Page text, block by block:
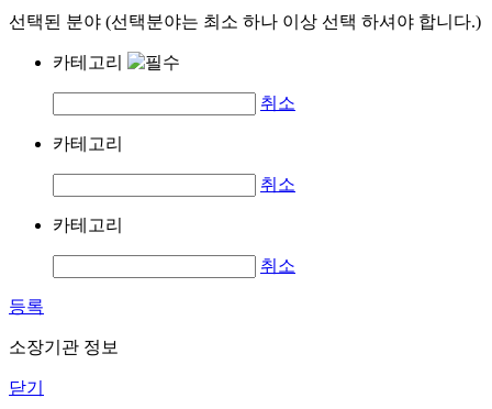
선택된 분야 (선택분야는 최소 하나 이상 선택 하셔야 합니다.)
카테고리
취소
카테고리
취소
카테고리
취소
등록
소장기관 정보
닫기